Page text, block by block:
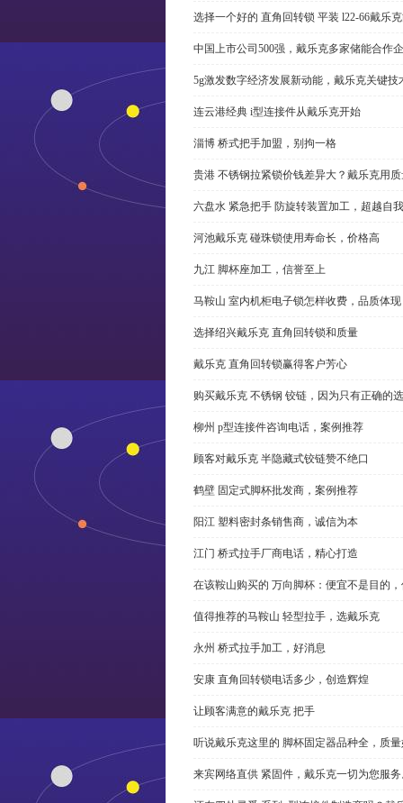
选择一个好的 直角回转锁 平装 l22-66戴乐
中国上市公司500强，戴乐克多家储能合作
5g激发数字经济发展新动能，戴乐克关键技
连云港经典 i型连接件从戴乐克开始
淄博 桥式把手加盟，别拘一格
贵港 不锈钢拉紧锁价钱差异大？戴乐克用
六盘水 紧急把手 防旋转装置加工，超越自我
河池戴乐克 碰珠锁使用寿命长，价格高
九江 脚杯座加工，信誉至上
马鞍山 室内机柜电子锁怎样收费，品质体现
选择绍兴戴乐克 直角回转锁和质量
戴乐克 直角回转锁赢得客户芳心
购买戴乐克 不锈钢 铰链，因为只有正确的
柳州 p型连接件咨询电话，案例推荐
顾客对戴乐克 半隐藏式铰链赞不绝口
鹤壁 固定式脚杯批发商，案例推荐
阳江 塑料密封条销售商，诚信为本
江门 桥式拉手厂商电话，精心打造
在该鞍山购买的 万向脚杯：便宜不是目的
值得推荐的马鞍山 轻型拉手，选戴乐克
永州 桥式拉手加工，好消息
安康 直角回转锁电话多少，创造辉煌
让顾客满意的戴乐克 把手
听说戴乐克这里的 脚杯固定器品种全，质
来宾网络直供 紧固件，戴乐克一切为您服